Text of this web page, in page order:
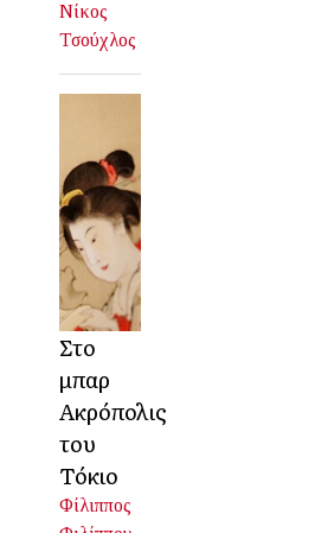
Νίκος
Τσούχλος
Στο
μπαρ
Ακρόπολις
του
Τόκιο
Φίλιππος